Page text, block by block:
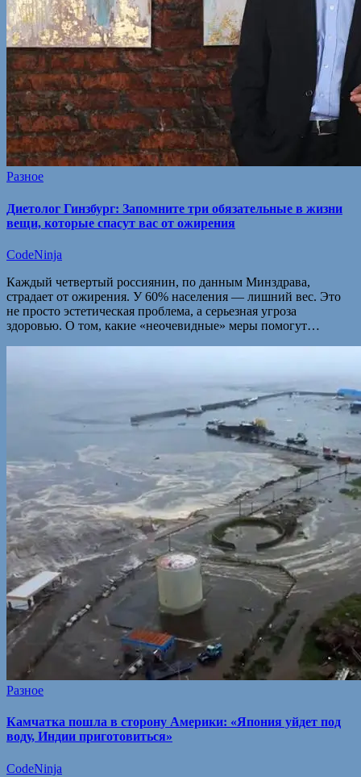
Разное
Диетолог Гинзбург: Запомните три обязательные в жизни
вещи, которые спасут вас от ожирения
CodeNinja
Каждый четвертый россиянин, по данным Минздрава,
страдает от ожирения. У 60% населения — лишний вес. Это
не просто эстетическая проблема, а серьезная угроза
здоровью. О том, какие «неочевидные» меры помогут…
Разное
Камчатка пошла в сторону Америки: «Япония уйдет под
воду, Индии приготовиться»
CodeNinja